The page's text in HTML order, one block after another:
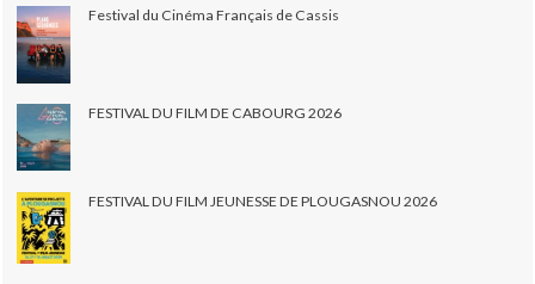
Festival du Cinéma Français de Cassis
FESTIVAL DU FILM DE CABOURG 2026
FESTIVAL DU FILM JEUNESSE DE PLOUGASNOU 2026